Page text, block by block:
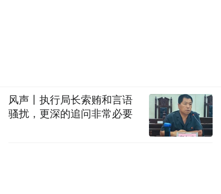
风声丨执行局长索贿和言语
骚扰，更深的追问非常必要